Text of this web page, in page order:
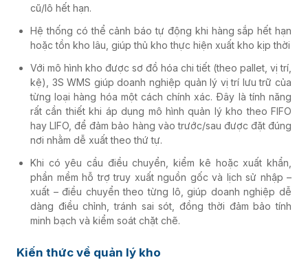
cũ/lô hết hạn.
Hệ thống có thể cảnh báo tự động khi hàng sắp hết hạn
hoặc tồn kho lâu, giúp thủ kho thực hiện xuất kho kịp thời
Với mô hình kho được sơ đồ hóa chi tiết (theo pallet, vị trí,
kệ), 3S WMS giúp doanh nghiệp quản lý vị trí lưu trữ của
từng loại hàng hóa một cách chính xác. Đây là tính năng
rất cần thiết khi áp dụng mô hình quản lý kho theo FIFO
hay LIFO, để đảm bảo hàng vào trước/sau được đặt đúng
nơi nhằm dễ xuất theo thứ tự.
Khi có yêu cầu điều chuyển, kiểm kê hoặc xuất khẩn,
phần mềm hỗ trợ truy xuất nguồn gốc và lịch sử nhập –
xuất – điều chuyển theo từng lô, giúp doanh nghiệp dễ
dàng điều chỉnh, tránh sai sót, đồng thời đảm bảo tính
minh bạch và kiểm soát chặt chẽ.
Kiến thức về quản lý kho